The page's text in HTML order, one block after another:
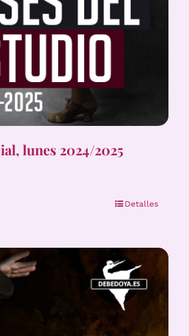
lunes 2024/2025
Detalles